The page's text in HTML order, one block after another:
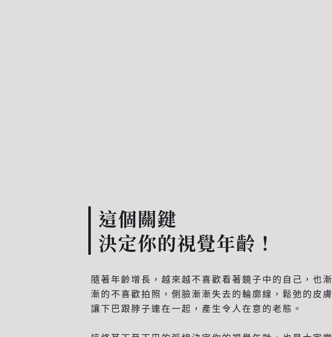
這個關鍵
決定你的視覺年齡！
隨著年齡增長，越來越不喜歡看著鏡子中的自己，也漸
漸的不喜歡拍照，側臉漸漸失去的輪廓線，鬆弛的皮膚
讓下巴跟脖子連在一起，產生令人在意的老態。